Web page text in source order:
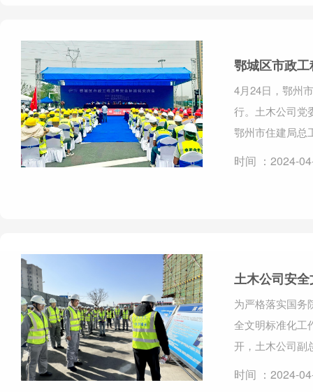
鄂城区市政
4月24日，鄂州
行。土木公司党
鄂州市住建局总
时间 ：2024-
土木公司安
为严格落实国务
全文明标准化工
开，土木公司副
时间 ：2024-